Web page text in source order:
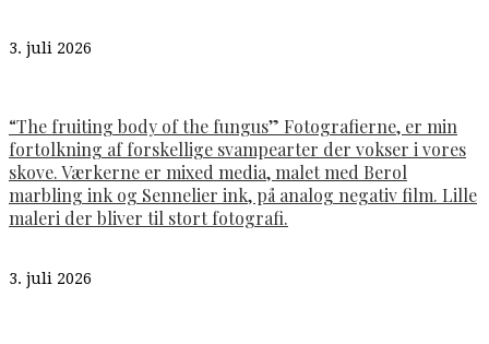
3. juli 2026
“The fruiting body of the fungus” Fotografierne, er min
fortolkning af forskellige svampearter der vokser i vores
skove. Værkerne er mixed media, malet med Berol
marbling ink og Sennelier ink, på analog negativ film. Lille
maleri der bliver til stort fotografi.
3. juli 2026